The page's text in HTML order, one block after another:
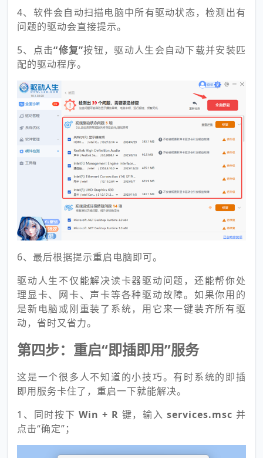
4、软件会自动扫描电脑中所有驱动状态，检测出有
问题的驱动会直接提示。
5、点击“修复”按钮，驱动人生会自动下载并安装匹
配的驱动程序。
6、最后根据提示重启电脑即可。
驱动人生不仅能解决读卡器驱动问题，还能帮你处
理显卡、网卡、声卡等各种驱动故障。如果你用的
是新电脑或刚重装了系统，用它来一键装齐所有驱
动，省时又省力。
第四步：重启“即插即用”服务
这是一个很多人不知道的小技巧。有时系统的即插
即用服务卡住了，重启一下就能解决。
1、同时按下 Win + R 键，输入services.msc 并
点击“确定”；